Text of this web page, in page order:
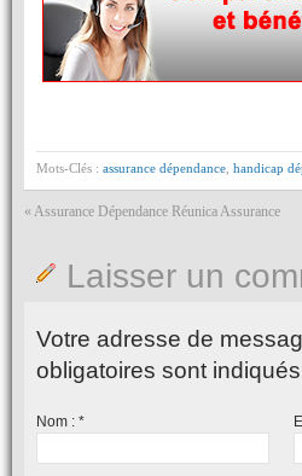
Mots-Clés : assurance dépendance handicap
« Assurance Dépendance Réunica Assurance
Laisser un
Votre adresse de
obligatoires sont
Nom : *